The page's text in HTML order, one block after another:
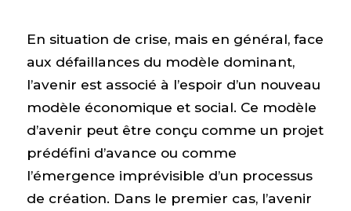
En situation de crise, mais en général, face
aux défaillances du modèle dominant,
l’avenir est associé à l’espoir d’un nouveau
modèle économique et social. Ce modèle
d’avenir peut être conçu comme un projet
prédéfini d’avance ou comme
l’émergence imprévisible d’un processus
de création. Dans le premier cas, l’avenir